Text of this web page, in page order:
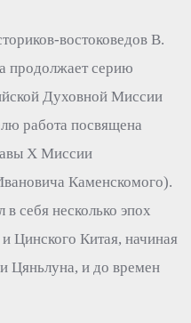
востоковедов В.
продолжает серию
Духовной Миссии
работа посвящена
X Миссии
Каменскомого).
себя несколько эпох
Цинского Китая, начиная
Цяньлуна, и до времен